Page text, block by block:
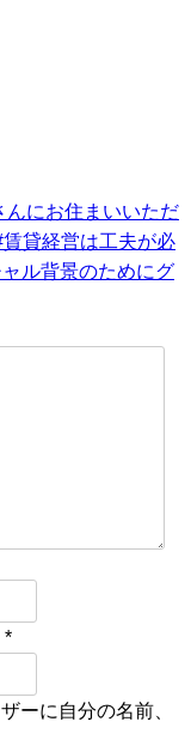
にお住まいいただ
貸経営は工夫が必
ル背景のためにグ
*
ーに自分の名前、